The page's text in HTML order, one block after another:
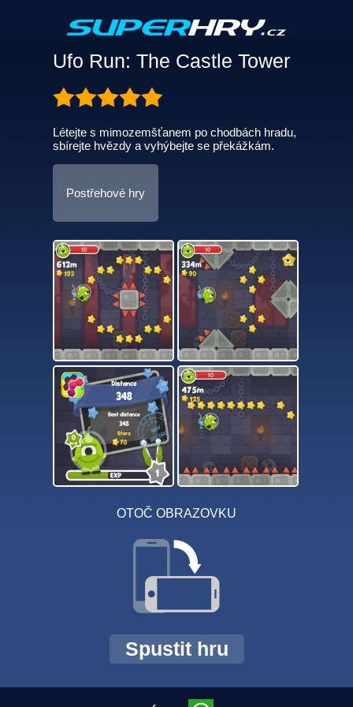
Ufo Run: The Castle Tower
Létejte s mimozemšťanem po chodbách hradu,
sbírejte hvězdy a vyhýbejte se překážkám.
Postřehové hry
OTOČ OBRAZOVKU
Spustit hru